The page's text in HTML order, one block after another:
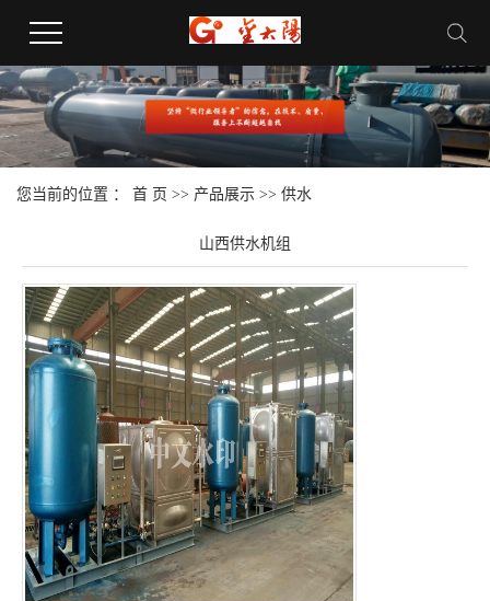
您当前的位置 ： 首 页 >> 产品展示 >> 供水
山西供水机组